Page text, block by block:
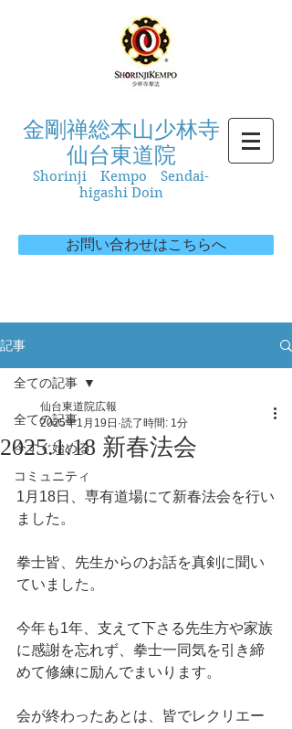
金剛禅総本山少林寺
仙台東道院
Shorinji Kempo Sendai-
higashi Doin
お問い合わせはこちらへ
記事
全ての記事
今すぐ始める
コミュニティ
全ての記事
2025.1.18 新春法会
仙台東道院広報
2025年1月19日 読了時間: 1分
1月18日、専有道場にて新春法会を行い
ました。
拳士皆、先生からのお話を真剣に聞い
ていました。
今年も1年、支えて下さる先生方や家族
に感謝を忘れず、拳士一同気を引き締
めて修練に励んでまいります。
会が終わったあとは、皆でレクリエー